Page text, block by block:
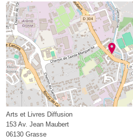
Arts et Livres Diffusion
153 Av. Jean Maubert
06130 Grasse